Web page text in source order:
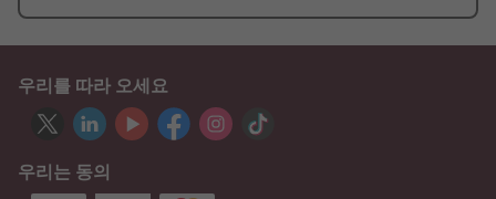
우리를 따라 오세요
우리는 동의